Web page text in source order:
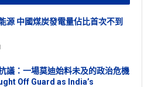
源 中國煤炭發電量佔比首次不到
議：一場莫迪始料未及的政治危機
Off Guard as India’s